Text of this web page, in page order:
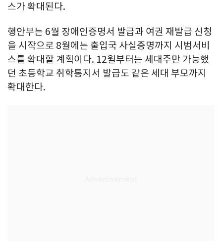
스가 확대된다.
행안부는 6월 장애인증명서 발급과 여권 재발급 신청
을 시작으로 8월에는 출입국 사실증명까지 시범서비
스를 확대할 계획이다. 12월부터는 세대주만 가능했
던 초등학교 취학통지서 발급도 같은 세대 부모까지
확대한다.